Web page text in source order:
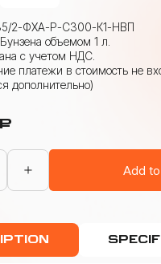
2-ФХА-Р-С300-К1-НВП
объемом 1 л.
с учетом НДС.
платежи в стоимость не
дополнительно)
₽
Add